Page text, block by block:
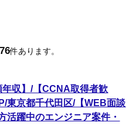
件あります。
収】/【CCNA取得者歓
東京都千代田区/【WEB面談
活躍中のエンジニア案件・